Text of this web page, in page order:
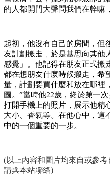
的人都開門大聲問我們在幹嘛
起初，他沒有自己的房間，但
友計劃搬走，於是基思向其他
感覺」。他記得在朋友正式搬
都在想朋友什麼時候搬走，希
量，計劃要買什麼和放在哪裡
圖。”當時他22歲，終於第一
打開手機上的照片，展示他精
大小、香氣等。在他心中，這
中的一個重要的一步。
(以上內容和圖片均來自或參考
請與本站聯絡)